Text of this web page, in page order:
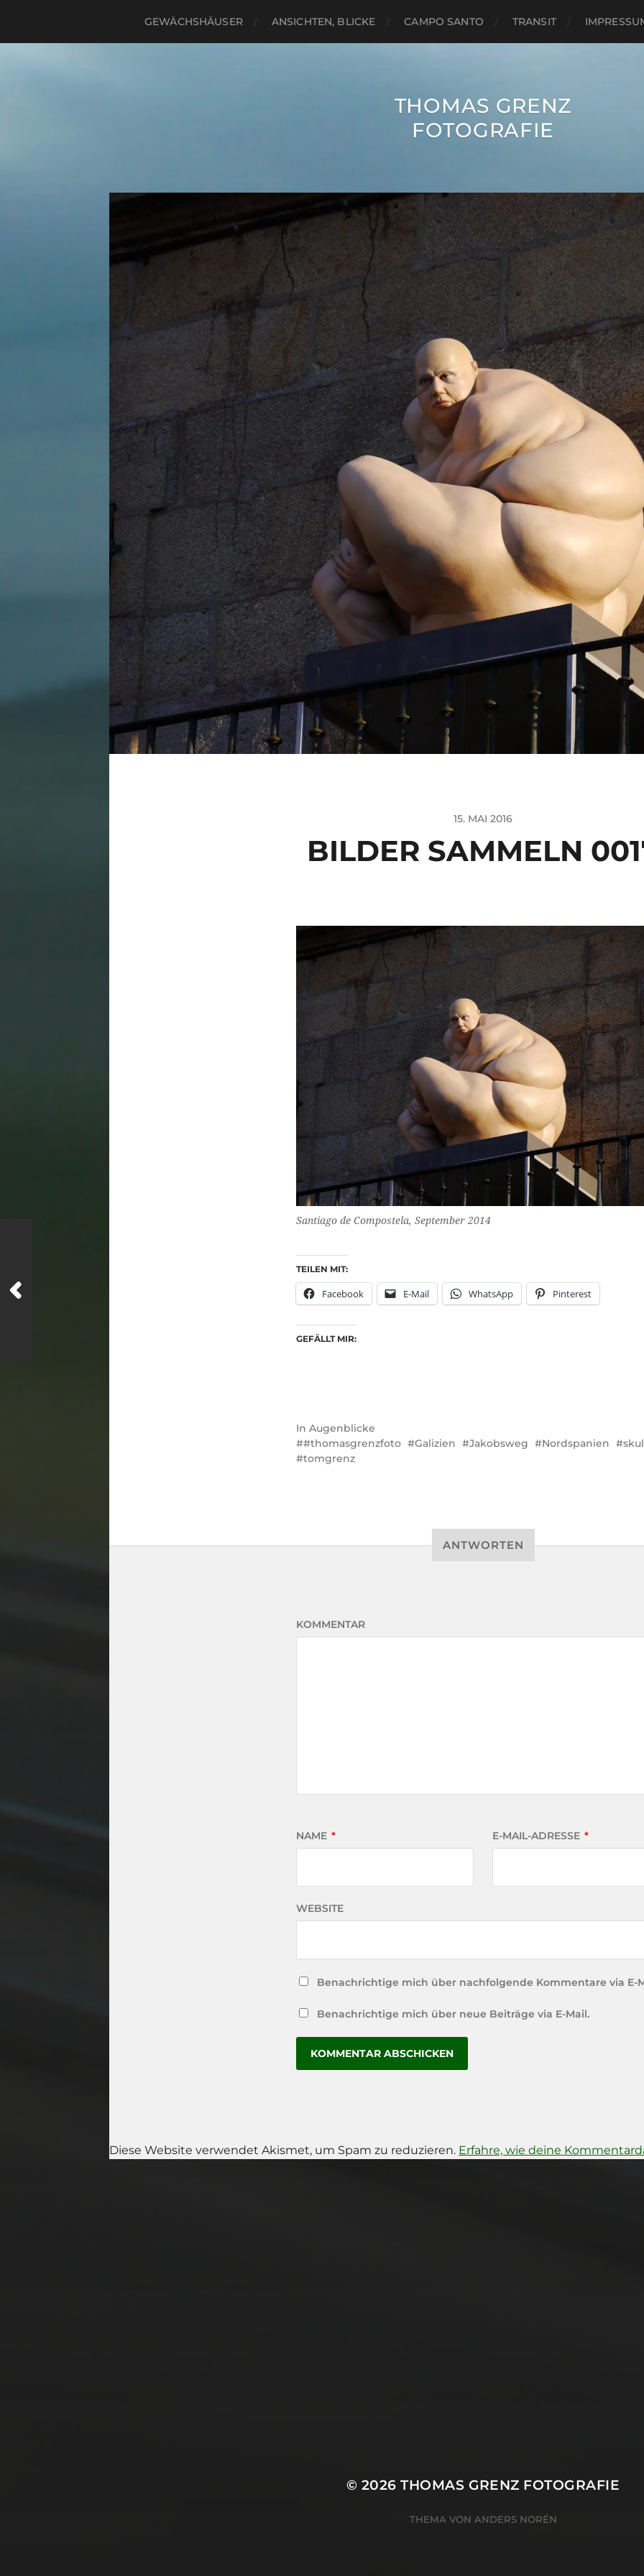
GEWÄCHSHÄUSER ANSICHTEN, BLICKE CAMPO SANTO TRANSIT
THOMAS GRENZ
FOTOGRAFIE
15. MAI 2016
BILDER SAMMELN
Santiago de Compostela, September 2014
TEILEN MIT:
Facebook E-Mail WhatsApp Pinterest
GEFÄLLT MIR:
In Augenblicke
#thomasgrenzfoto
Galizien Jakobsweg Nordspanien
tomgrenz
ANTWORTEN
KOMMENTAR
NAME * E-MAIL-ADRESSE *
WEBSITE
Benachrichtige mich über nachfolgende Kommentare via E-
Benachrichtige mich über neue Beiträge via E-Mail.
Diese Website verwendet Akismet, um Spam zu reduzieren. Erfahre, wie deine
© 2026THOMAS GRENZ FOTOGRAFIE
THEMA VON ANDERS NORÉN